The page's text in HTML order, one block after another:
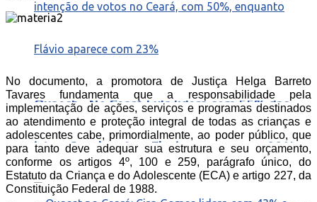
Quaest – No Ceará Lula lidera com 55% das
intenções de voto e Flavio aparece com 22%
No documento, a promotora de Justiça Helga Barreto
Tavares fundamenta que a responsabilidade pela
implementação de ações, serviços e programas destinados
ao atendimento e proteção integral de todas as crianças e
adolescentes cabe, primordialmente, ao poder público, que
para tanto deve adequar sua estrutura e seu orçamento,
conforme os artigos 4º, 100 e 259, parágrafo único, do
Estatuto da Criança e do Adolescente (ECA) e artigo 227, da
Constituição Federal de 1988.